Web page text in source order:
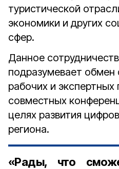
туристической
экономики и других
сфер.
Данное
подразумевает
рабочих и экспертных
совместных
целях развития
региона.
«Рады, что